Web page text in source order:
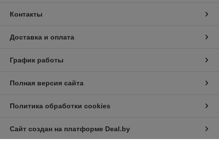
Контакты
Доставка и оплата
График работы
Полная версия сайта
Политика обработки cookies
Сайт создан на платформе Deal.by